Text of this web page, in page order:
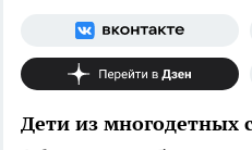
Дети из многодетных